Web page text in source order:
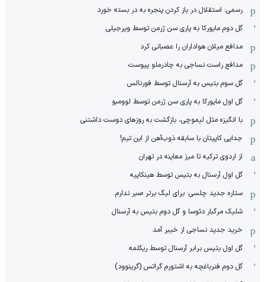
رسمی: استقلال در باز کردن پنجره به در بسته خورد
گل دوم مایورکا به پاری سن ژرمن توسط ویرجیلی
مدافع میلان هواداران را عصبانی کرد
مدافع راست نساجی به چادرملو پیوست
گل سوم بتیس به آرسنال توسط فورنالس
گل اول مایورکا به پاری سن ژرمن توسط لوومبو
با انگیزه مثل لیموچی، بازگشت به روزهای دوست داشتنی
جدایی کاپیتان با سابقه ذوب‌آهن از این تیم!
از اردوی ترکیه تا میز معاینه در تهران
گل اول آرسنال به بتیس توسط هینکاپیه
ستاره جدید چلسی: برای لیگ برتر صبر ندارم
شلیک مرگبار دئوسا و گل دوم بتیس به آرسنال
خرید جدید نساجی از خیبر آمد
گل اول بتیس برابر آرسنال توسط ریکلمه
گل دوم فنرباغچه به اشتورم گراتس (گرینوود)